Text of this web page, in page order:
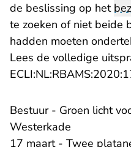
de beslissing op het
te zoeken of niet beide
hadden moeten
Lees de volledige
Bestuur - Groen licht
Westerkade
17 maart - Twee